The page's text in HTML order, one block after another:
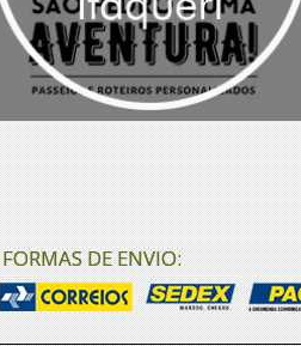
FORMAS DE ENVIO: